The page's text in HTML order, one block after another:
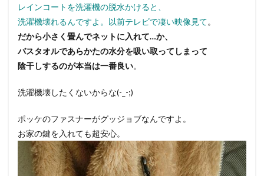
レインコートを洗濯機の脱水かけると、
洗濯機壊れるんですよ。以前テレビで凄い映像見て。
だから小さく畳んでネットに入れて…か、
バスタオルであらかたの水分を吸い取ってしまって
陰干しするのが本当は一番良い。
洗濯機壊したくないからな(-_-;)
ポッケのファスナーがグッジョブなんですよ。
お家の鍵を入れても超安心。